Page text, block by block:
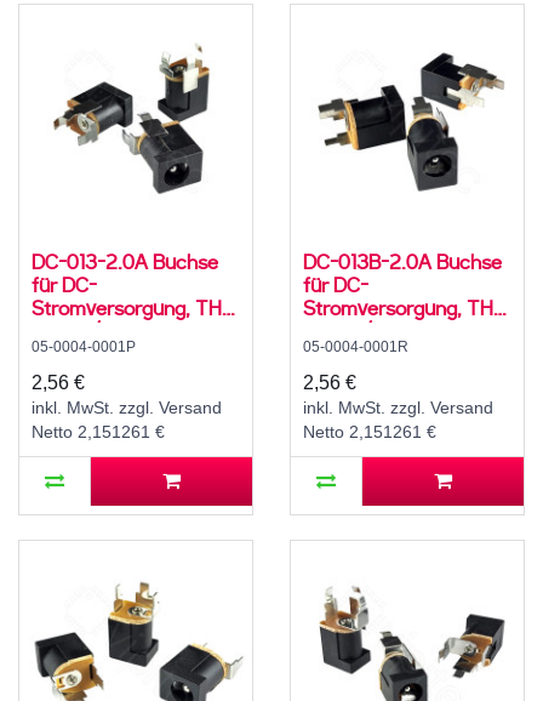
DC-013-2.0A Buchse
für DC-
Stromversorgung, THT,
für 5,5 / 2,1 mm
Hohlstecker, 30 V, 500
mA, 0°, -20..70 °C
05-0004-0001P
2,56 €
inkl. MwSt. zzgl. Versand
Netto 2,151261 €
DC-013B-2.0A Buchse
für DC-
Stromversorgung, THT,
für 5,5 / 2,1 mm
Hohlstecker, 30 V, 500
mA, 0°, -20..70 °C
05-0004-0001R
2,56 €
inkl. MwSt. zzgl. Versand
Netto 2,151261 €